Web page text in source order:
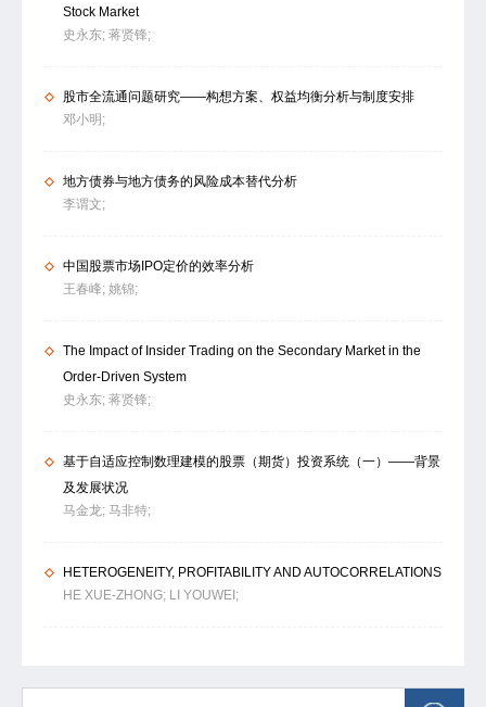
Stock Market
史永东; 蒋贤锋;
股市全流通问题研究――构想方案、权益均衡分析与制度安排
邓小明;
地方债券与地方债务的风险成本替代分析
李谓文;
中国股票市场IPO定价的效率分析
王春峰; 姚锦;
The Impact of Insider Trading on the Secondary Market in the
Order-Driven System
史永东; 蒋贤锋;
基于自适应控制数理建模的股票（期货）投资系统（一）――背景
及发展状况
马金龙; 马非特;
HETEROGENEITY, PROFITABILITY AND AUTOCORRELATIONS
HE XUE-ZHONG; LI YOUWEI;